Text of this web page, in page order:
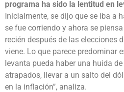
programa ha sido la lentitud en
Inicialmente, se dijo que se iba a
se fue corriendo y ahora se
recién después de las elecciones
viene. Lo que parece predominar
levanta pueda haber una huida
atrapados, llevar a un salto del
en la inflación”, analiza.